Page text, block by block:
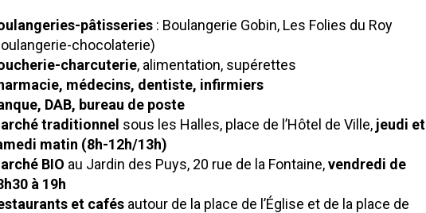
pâtisseries: Boulangerie Gobin, Les Folies du Roy
chocolaterie)
charcuterie, alimentation, supérettes
médecins, dentiste, infirmiers
DAB, bureau de poste
traditionnel sous les Halles, place de l’Hôtel de Ville, jeudi et
matin (8h-12h/13h)
BIO au Jardin des Puys, 20 rue de la Fontaine,vendredi de
à 19h
et cafésautour de la place de l’Église et de la place de